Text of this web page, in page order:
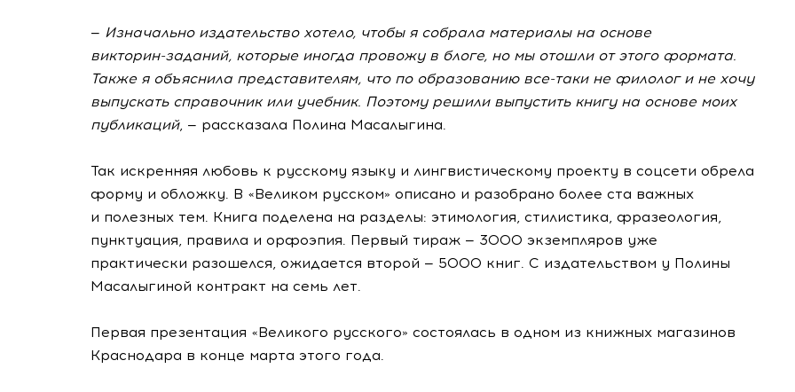
— Изначально издательство хотело, чтобы я собрала материалы на основе
викторин-заданий, которые иногда провожу в блоге, но мы отошли от этого формата.
Также я объяснила представителям, что по образованию все-такине филолог и не хочу
выпускать справочник или учебник. Поэтому решили выпустить книгу на основе моих
публикаций, — рассказала Полина Масалыгина.
Так искренняя любовь к русскому языку и лингвистическому проекту в соцсети обрела
форму и обложку. В «Великом русском» описано и разобрано более ста важных
и полезных тем. Книга поделена на разделы: этимология, стилистика, фразеология,
пунктуация, правила и орфоэпия. Первый тираж — 3000 экземпляров уже
практически разошелся, ожидается второй — 5000 книг. С издательством у Полины
Масалыгиной контракт на семь лет.
Первая презентация «Великого русского» состоялась в одном из книжных магазинов
Краснодара в конце марта этого года.